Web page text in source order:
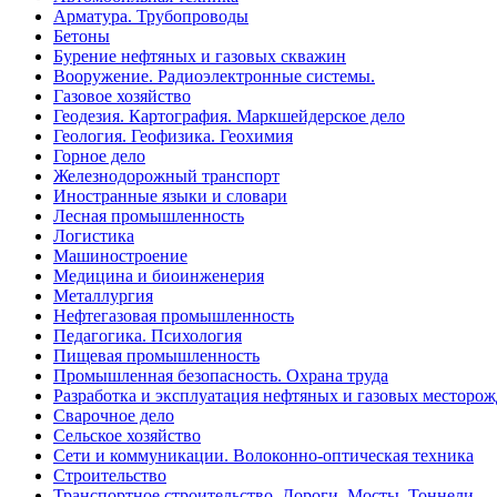
Арматура. Трубопроводы
Бетоны
Бурение нефтяных и газовых скважин
Вооружение. Радиоэлектронные системы.
Газовое хозяйство
Геодезия. Картография. Маркшейдерское дело
Геология. Геофизика. Геохимия
Горное дело
Железнодорожный транспорт
Иностранные языки и словари
Лесная промышленность
Логистика
Машиностроение
Медицина и биоинженерия
Металлургия
Нефтегазовая промышленность
Педагогика. Психология
Пищевая промышленность
Промышленная безопасность. Охрана труда
Разработка и эксплуатация нефтяных и газовых
Сварочное дело
Сельское хозяйство
Сети и коммуникации. Волоконно-оптическая техника
Строительство